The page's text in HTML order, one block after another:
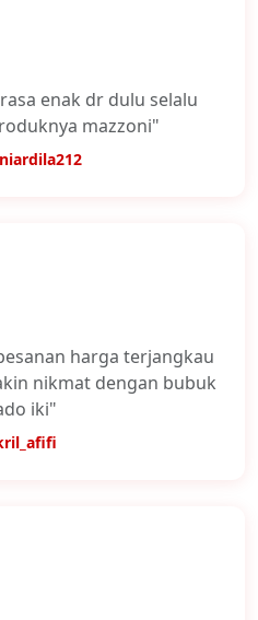
enak dr dulu selalu
mazzoni"
harga terjangkau
nikmat dengan bubuk
iki"